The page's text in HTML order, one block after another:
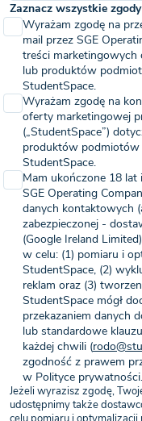
Zaznacz wszystkie zgody
Wyrażam zgodę na
mail przez SGE
treści
lub produktów
StudentSpace.
Wyrażam zgodę na
oferty marketingowej
(„StudentSpace”)
produktów podmiotów
StudentSpace.
Mam ukończone 18
SGE Operating
danych kontaktowych
zabezpieczonej -
(Google Ireland
w celu: (1) pomiaru i
StudentSpace, (2)
reklam oraz (3)
StudentSpace mógł
przekazaniem danych
lub standardowe
każdej chwili (
zgodność z prawem
w Polityce prywatności.
Jeżeli wyrazisz zgodę,
udostępnimy także